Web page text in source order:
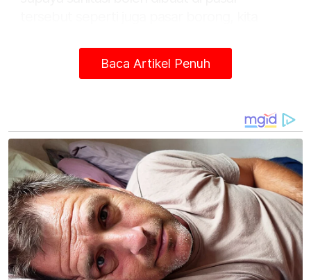
"Jadi untuk pembersihan kita akan tutup
pasar tersebut dan selepas itu mereka yang
dibenarkan berniaga semula. Jadi SOP sama
dengan di pasar borong," katanya.
Artikel Berkaitan:
Penjawat awam negara jiran antara lapan pelacur
asing ditahan
Enjin bot rosak, 40 PATI gagal pulang ke Indonesia
Seorang lagi pegawai kanan Sanusi ditahan
Baca Artikel Penuh